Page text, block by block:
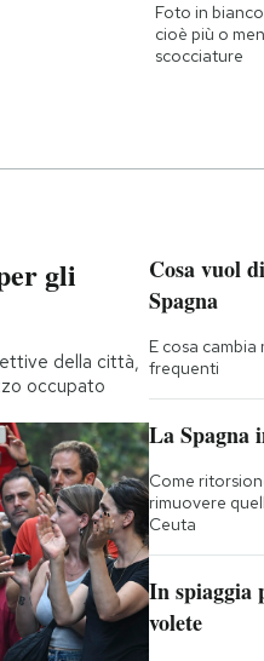
Foto in
cioè più o
scocciature
gli
della città,
occupato
Cosa vuol
Spagna
E cosa
frequenti
La Spagna
Come
rimuovere
Ceuta
In spiaggia
volete